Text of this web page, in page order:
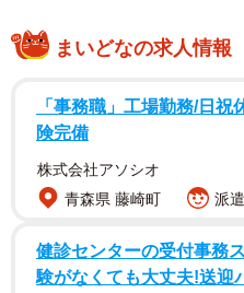
まいどなの求人情報
「事務職」工場勤務/日
険完備
株式会社アソシオ
青森県 藤崎町
派
健診センターの受付事務
験がなくても大丈夫!送迎